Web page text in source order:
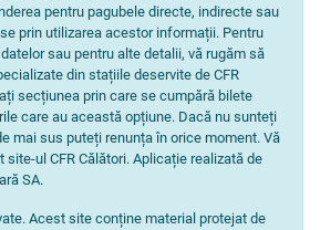
pentru pagubele directe, indirecte sau
prin utilizarea acestor informații. Pentru
sau pentru alte detalii, vă rugăm să
din stațiile deservite de CFR
secțiunea prin care se cumpără bilete
care au această opțiune. Dacă nu sunteți
mai sus puteți renunța în orice moment. Vă
ul CFR Călători. Aplicație realizată de
SA.
Acest site conține material protejat de